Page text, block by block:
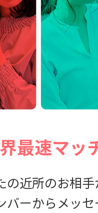
最速マッ
の近所のお相手
バーからメッ